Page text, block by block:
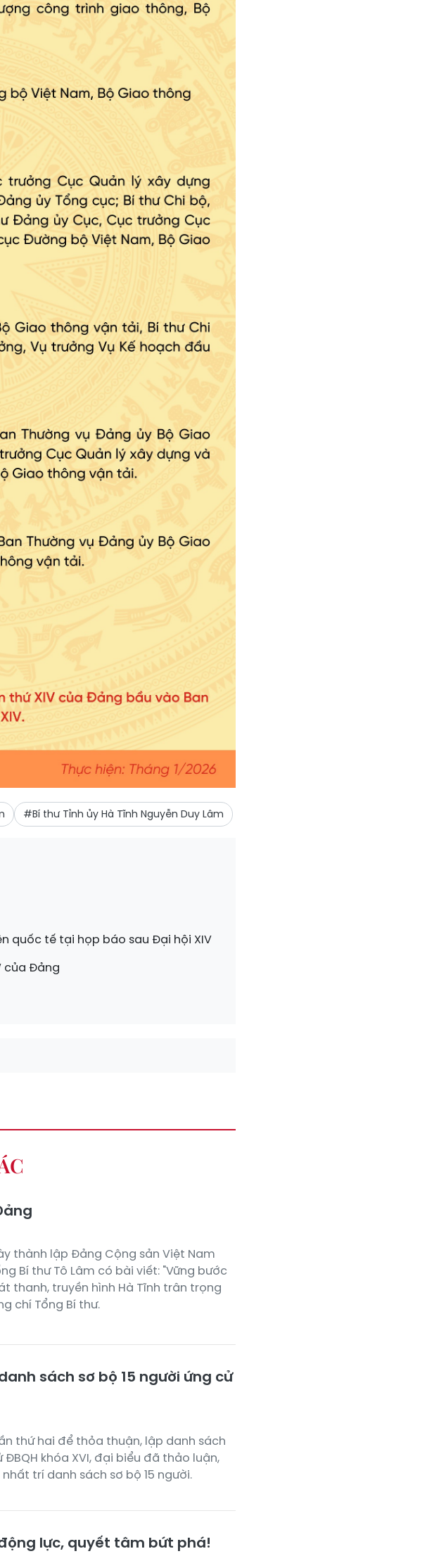
#Bí thư Tỉnh ủy Hà Tĩnh Nguyễn Duy Lâm
quốc tế tại họp báo sau Đại hội XIV
của Đảng
thành lập Đảng Cộng sản Việt Nam
Bí thư Tô Lâm có bài viết: "Vững bước
thanh, truyền hình Hà Tĩnh trân trọng
chí Tổng Bí thư.
sách sơ bộ 15 người ứng cử
thứ hai để thỏa thuận, lập danh sách
khóa XVI, đại biểu đã thảo luận,
trí danh sách sơ bộ 15 người.
lực, quyết tâm bứt phá!